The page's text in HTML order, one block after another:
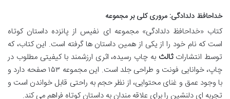
خداحافظ دلدادگی: مروری کلی بر مجموعه
کتاب «خداحافظ دلدادگی» مجموعه ای نفیس از پانزده داستان کوتاه
است که نام خود را از یکی از همین داستان ها گرفته است. این کتاب، که
توسط انتشاراتثالث به چاپ رسیده، اثری ارزشمند با کیفیتی مطلوب در
چاپ، خوانایی فونت و طراحی جلد است. این مجموعه ۱۵۳ صفحه دارد و
با وجود عمق و غنای محتوایی، از نظر حجم به راحتی قابل خواندن است و
تجربه ای دلنشین را برای علاقه مندان به داستان کوتاه فراهم می کند.